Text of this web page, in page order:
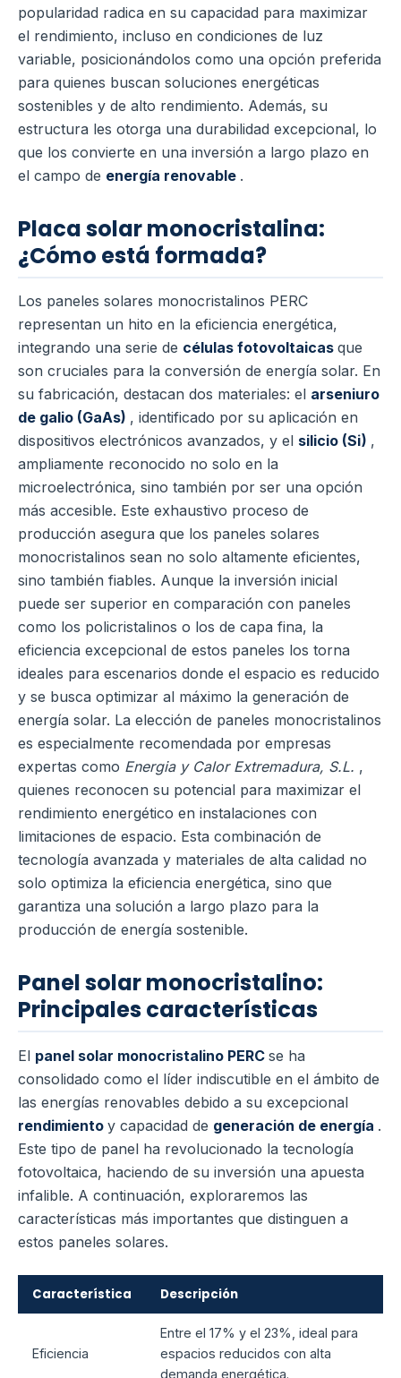
popularidad radica en su capacidad para maximizar
el rendimiento, incluso en condiciones de luz
variable, posicionándolos como una opción preferida
para quienes buscan soluciones energéticas
sostenibles y de alto rendimiento. Además, su
estructura les otorga una durabilidad excepcional, lo
que los convierte en una inversión a largo plazo en
el campo de energía renovable .
Placa solar monocristalina:
¿Cómo está formada?
Los paneles solares monocristalinos PERC
representan un hito en la eficiencia energética,
integrando una serie de células fotovoltaicas que
son cruciales para la conversión de energía solar. En
su fabricación, destacan dos materiales: el arseniuro
de galio (GaAs) , identificado por su aplicación en
dispositivos electrónicos avanzados, y el silicio (Si) ,
ampliamente reconocido no solo en la
microelectrónica, sino también por ser una opción
más accesible. Este exhaustivo proceso de
producción asegura que los paneles solares
monocristalinos sean no solo altamente eficientes,
sino también fiables. Aunque la inversión inicial
puede ser superior en comparación con paneles
como los policristalinos o los de capa fina, la
eficiencia excepcional de estos paneles los torna
ideales para escenarios donde el espacio es reducido
y se busca optimizar al máximo la generación de
energía solar. La elección de paneles monocristalinos
es especialmente recomendada por empresas
expertas como Energia y Calor Extremadura, S.L. ,
quienes reconocen su potencial para maximizar el
rendimiento energético en instalaciones con
limitaciones de espacio. Esta combinación de
tecnología avanzada y materiales de alta calidad no
solo optimiza la eficiencia energética, sino que
garantiza una solución a largo plazo para la
producción de energía sostenible.
Panel solar monocristalino:
Principales características
El panel solar monocristalino PERC se ha
consolidado como el líder indiscutible en el ámbito de
las energías renovables debido a su excepcional
rendimiento y capacidad de generación de energía .
Este tipo de panel ha revolucionado la tecnología
fotovoltaica, haciendo de su inversión una apuesta
infalible. A continuación, exploraremos las
características más importantes que distinguen a
estos paneles solares.
Característica Descripción
Eficiencia
Entre el 17% y el 23%, ideal para
espacios reducidos con alta
demanda energética.